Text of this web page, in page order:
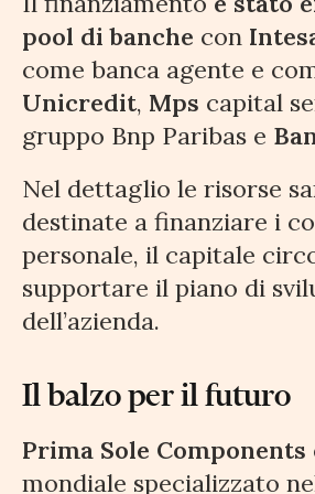
pool di banche con
come banca agente e
Unicredit, Mps capital
gruppo Bnp Paribas e
Nel dettaglio le risorse
destinate a finanziare i
personale, il capitale
supportare il piano di
dell’azienda.
Il balzo per il futuro
Prima Sole Components
mondiale specializzato